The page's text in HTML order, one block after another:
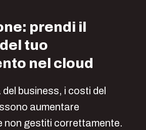
prendi il
tuo
nel cloud
business, i costi del
aumentare
non gestiti correttamente.